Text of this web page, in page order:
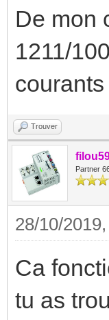
De mon
1211/
Trouver
Partner
28/10/
Ca
tu as